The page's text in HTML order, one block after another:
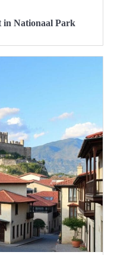
in Nationaal Park